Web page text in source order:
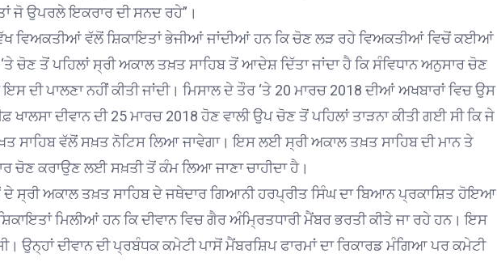
ਜੋ ਉਪਰਲੇ ਇਕਰਾਰ ਦੀ ਸਨਦ ਰਹੇ”।
ਵਿਅਕਤੀਆਂ ਵੱਲੋਂ ਸ਼ਿਕਾਇਤਾਂ ਭੇਜੀਆਂ ਜਾਂਦੀਆਂ ਹਨ ਕਿ ਚੋਣ ਲੜ ਰਹੇ ਵਿਅਕਤੀਆਂ ਵਿਚੋਂ ਕਈਆਂ
ਚੋਣ ਤੋਂ ਪਹਿਲਾਂ ਸ੍ਰੀ ਅਕਾਲ ਤਖ਼ਤ ਸਾਹਿਬ ਤੋਂ ਆਦੇਸ਼ ਦਿੱਤਾ ਜਾਂਦਾ ਹੈ ਕਿ ਸੰਵਿਧਾਨ ਅਨੁਸਾਰ ਚੋਣ
ਦੀ ਪਾਲਣਾ ਨਹੀਂ ਕੀਤੀ ਜਾਂਦੀ। ਮਿਸਾਲ ਦੇ ਤੌਰ ‘ਤੇ 20 ਮਾਰਚ 2018 ਦੀਆਂ ਅਖਬਾਰਾਂ ਵਿਚ ਉਸ
ਦੀਵਾਨ ਦੀ 25 ਮਾਰਚ 2018 ਹੋਣ ਵਾਲੀ ਉਪ ਚੋਣ ਤੋਂ ਪਹਿਲਾਂ ਤਾੜਨਾ ਕੀਤੀ ਗਈ ਸੀ ਕਿ ਜੇ
ਸਾਹਿਬ ਵੱਲੋਂ ਸਖ਼ਤ ਨੋਟਿਸ ਲਿਆ ਜਾਵੇਗਾ। ਇਸ ਲਈ ਸ੍ਰੀ ਅਕਾਲ ਤਖ਼ਤ ਸਾਹਿਬ ਦੀ ਮਾਨ ਤੇ
ਕਰਾਉਣ ਲਈ ਸਖ਼ਤੀ ਤੋਂ ਕੰਮ ਲਿਆ ਜਾਣਾ ਚਾਹੀਦਾ ਹੈ।
ਸ੍ਰੀ ਅਕਾਲ ਤਖ਼ਤ ਸਾਹਿਬ ਦੇ ਜਥੇਦਾਰ ਗਿਆਨੀ ਹਰਪ੍ਰੀਤ ਸਿੰਘ ਦਾ ਬਿਆਨ ਪ੍ਰਕਾਸ਼ਿਤ ਹੋਇਆ
ਮਿਲੀਆਂ ਹਨ ਕਿ ਦੀਵਾਨ ਵਿਚ ਗੈਰ ਅੰਮ੍ਰਿਤਧਾਰੀ ਮੈਂਬਰ ਭਰਤੀ ਕੀਤੇ ਜਾ ਰਹੇ ਹਨ। ਇਸ
ਉਨ੍ਹਾਂ ਦੀਵਾਨ ਦੀ ਪ੍ਰਬੰਧਕ ਕਮੇਟੀ ਪਾਸੋਂ ਮੈਂਬਰਸ਼ਿਪ ਫਾਰਮਾਂ ਦਾ ਰਿਕਾਰਡ ਮੰਗਿਆ ਪਰ ਕਮੇਟੀ